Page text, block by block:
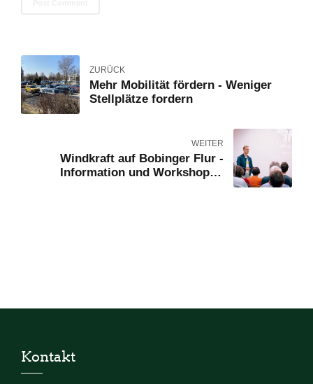
ZURÜCK
Mehr Mobilität fördern - Weniger
Stellplätze fordern
WEITER
Windkraft auf Bobinger Flur -
Information und Workshop in
Kontakt